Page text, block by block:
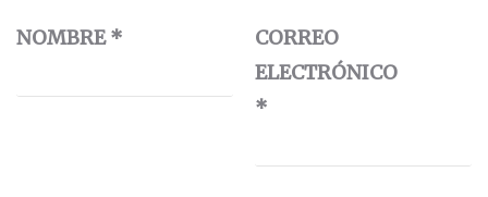
NOMBRE*
CORREO
ELECTRÓNICO
*